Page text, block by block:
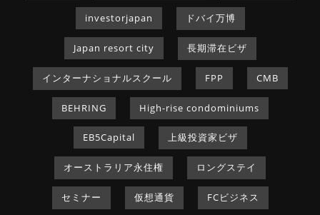
investorjapan ドバイ万博
Japan resort city 長期滞在ビザ
インターナショナルスクール FPP CMB
BEHRING High-rise condominiums
EB5Capital 上級投資家ビザ
オーストラリア永住権 ロングステイ
セミナー 仮想通貨 FCビジネス